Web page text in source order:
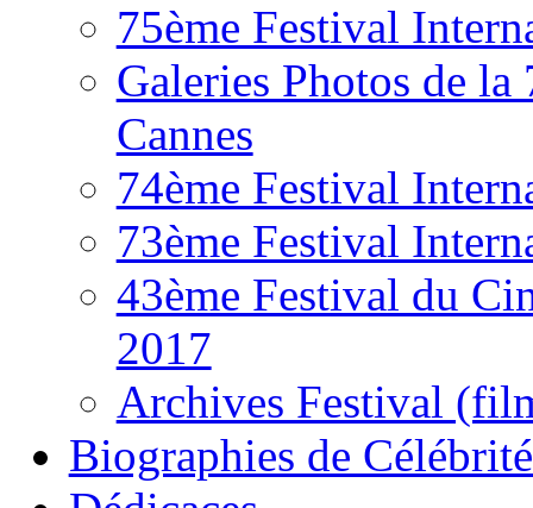
75ème Festival
Galeries Photos de
Cannes
74ème Festival
73ème Festival
43ème Festival du
2017
Archives Festival
Biographies de